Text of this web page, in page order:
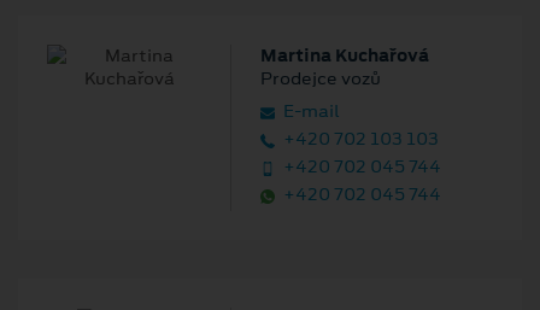
Martina Kuchařová
Prodejce vozů
E‑mail
+420 702 103 103
+420 702 045 744
+420 702 045 744